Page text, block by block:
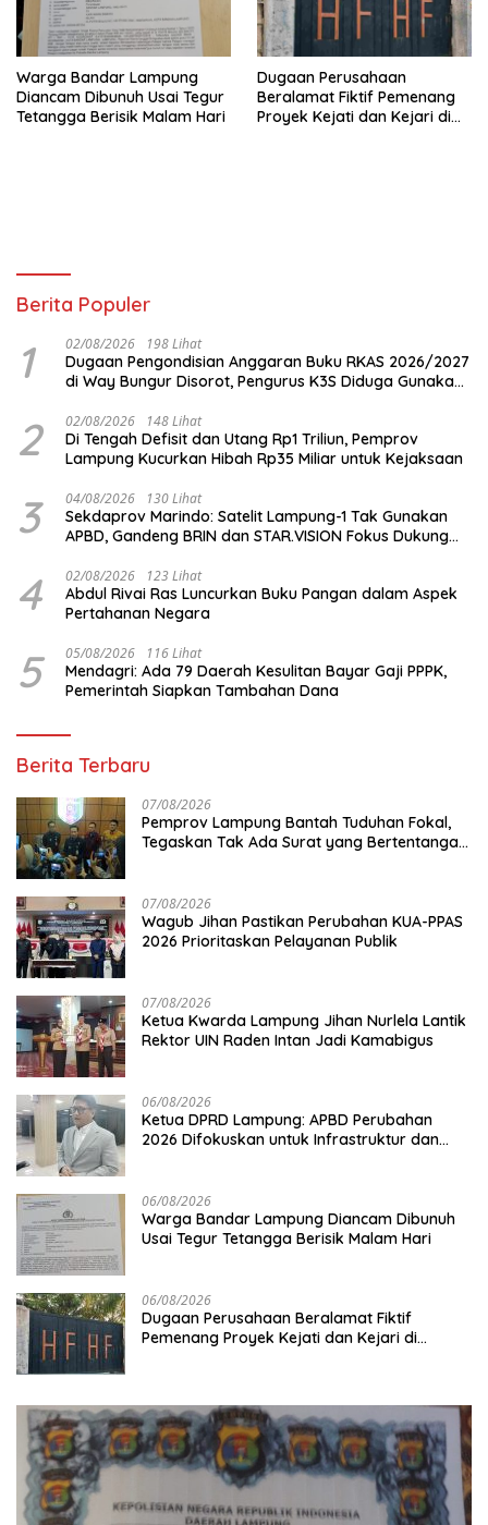
Warga Bandar Lampung
Diancam Dibunuh Usai Tegur
Tetangga Berisik Malam Hari
Dugaan Perusahaan
Beralamat Fiktif Pemenang
Proyek Kejati dan Kejari di
Berita Populer
1 02/08/2026 198 Lihat
Dugaan Pengondisian Anggaran Buku RKAS 2026/2027
di Way Bungur Disorot, Pengurus K3S Diduga Gunakan
2 02/08/2026 148 Lihat
Di Tengah Defisit dan Utang Rp1 Triliun, Pemprov
Lampung Kucurkan Hibah Rp35 Miliar untuk Kejaksaan
3 04/08/2026 130 Lihat
Sekdaprov Marindo: Satelit Lampung-1 Tak Gunakan
APBD, Gandeng BRIN dan STAR.VISION Fokus Dukung
4 02/08/2026 123 Lihat
Abdul Rivai Ras Luncurkan Buku Pangan dalam Aspek
Pertahanan Negara
5 05/08/2026 116 Lihat
Mendagri: Ada 79 Daerah Kesulitan Bayar Gaji PPPK,
Pemerintah Siapkan Tambahan Dana
Berita Terbaru
07/08/2026
Pemprov Lampung Bantah Tuduhan Fokal,
Tegaskan Tak Ada Surat yang Bertentangan
07/08/2026
Wagub Jihan Pastikan Perubahan KUA-PPAS
2026 Prioritaskan Pelayanan Publik
07/08/2026
Ketua Kwarda Lampung Jihan Nurlela Lantik
Rektor UIN Raden Intan Jadi Kamabigus
06/08/2026
Ketua DPRD Lampung: APBD Perubahan
2026 Difokuskan untuk Infrastruktur dan
06/08/2026
Warga Bandar Lampung Diancam Dibunuh
Usai Tegur Tetangga Berisik Malam Hari
06/08/2026
Dugaan Perusahaan Beralamat Fiktif
Pemenang Proyek Kejati dan Kejari di